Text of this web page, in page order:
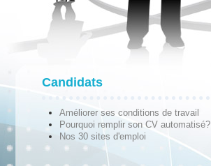
Candidats
Améliorer ses conditions de travail
Pourquoi remplir son CV automatisé?
Nos 30 sites d'emploi